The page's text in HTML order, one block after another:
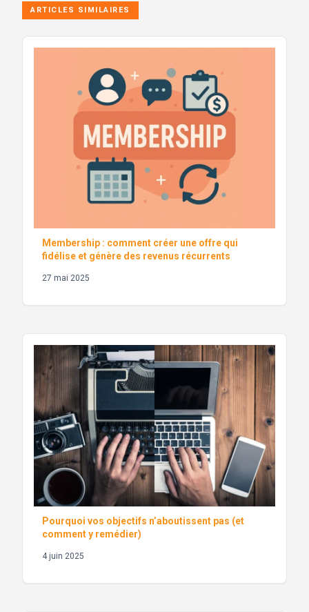
ARTICLES SIMILAIRES
Membership : comment créer une offre qui
fidélise et génère des revenus récurrents
27 mai 2025
Pourquoi vos objectifs n’aboutissent pas (et
comment y remédier)
4 juin 2025